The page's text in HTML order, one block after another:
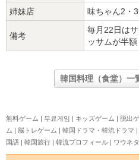
姉妹店 味ちゃん2・
備考
毎月22日は
ッサムが半額
韓国料理（食堂）一
無料ゲーム | 무료게임 | キッズゲーム | 脱出
ム | 脳トレゲーム | 韓国ドラマ・韓流ドラマ |
国語 | 韓国旅行 | 韓流プロフィール | ワウネ